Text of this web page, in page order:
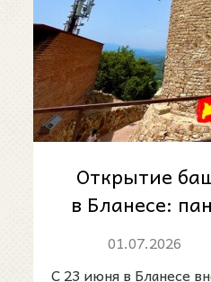
Открытие
в Бланесе:
с высоты
01.07.2026
С 23 июня в Бланесе